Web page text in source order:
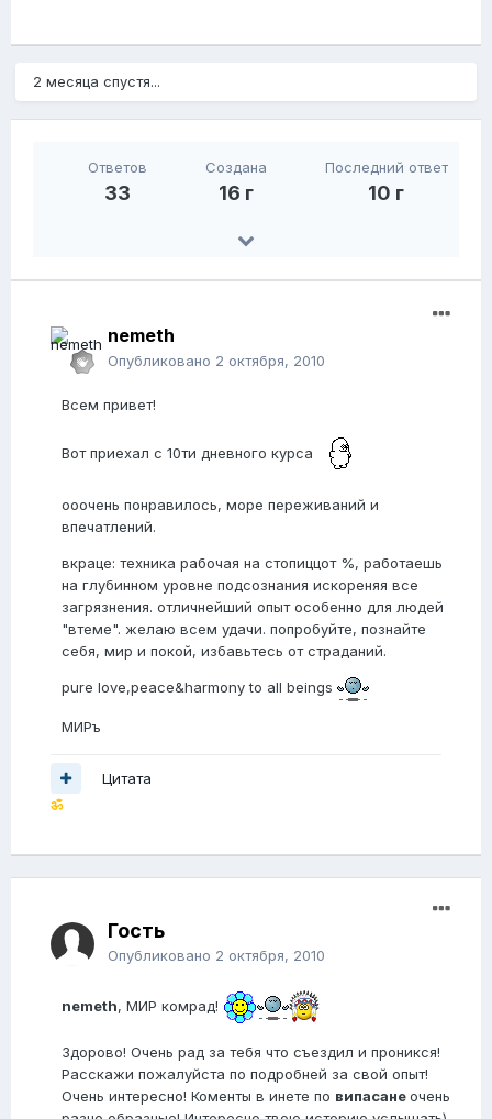
2 месяца спустя...
Ответов
33
Создана
16 г
Последний ответ
10 г
nemeth
Опубликовано 2 октября, 2010
Всем привет!
Вот приехал с 10ти дневного курса
ооочень понравилось, море переживаний и
впечатлений.
вкраце: техника рабочая на стопиццот %, работаешь
на глубинном уровне подсознания искореняя все
загрязнения. отличнейший опыт особенно для людей
"втеме". желаю всем удачи. попробуйте, познайте
себя, мир и покой, избавьтесь от страданий.
pure love,peace&harmony to all beings
МИРъ
Цитата
ॐ
Гость
Опубликовано 2 октября, 2010
nemeth, МИР комрад!
Здорово! Очень рад за тебя что съездил и проникся!
Расскажи пожалуйста по подробней за свой опыт!
Очень интересно! Коменты в инете по випасанеочень